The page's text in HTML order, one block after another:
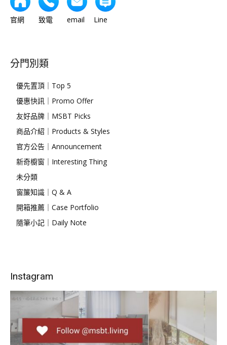
官網 致電 email Line
分門別類
優先置頂｜Top 5
優惠快訊｜Promo Offer
友好品牌｜MSBT Picks
商品介紹｜Products & Styles
官方公告｜Announcement
新奇櫥窗｜Interesting Thing
未分類
窗簾知識｜Q & A
開箱推薦｜Case Portfolio
隨筆小記｜Daily Note
Instagram